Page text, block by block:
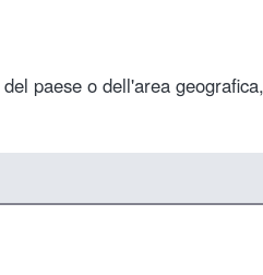
paese o dell'area